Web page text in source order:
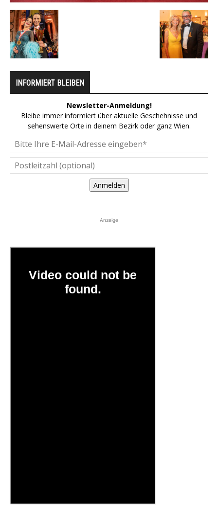
INFORMIERT BLEIBEN
Newsletter-Anmeldung!
Bleibe immer informiert über aktuelle Geschehnisse und
sehenswerte Orte in deinem Bezirk oder ganz Wien.
Anmelden
Anzeige